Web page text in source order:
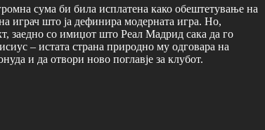
сума би била исплатена како обештетување на
играч што ја дефинира модерната игра. Но,
заедно со имиџот што Реал Мадрид сака да го
– истата страна природно му одговара на
и да отвори ново поглавје за клубот.